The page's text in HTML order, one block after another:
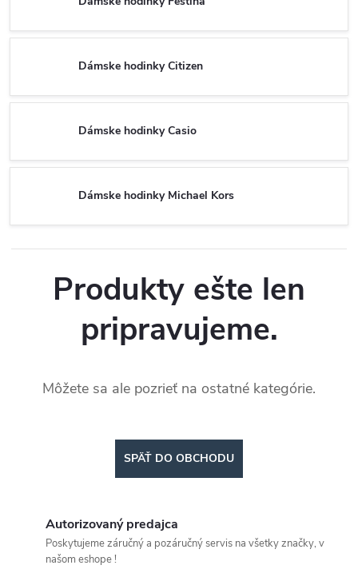
Dámske hodinky Citizen
Dámske hodinky Casio
Dámske hodinky Michael Kors
Produkty ešte len
pripravujeme.
Môžete sa ale pozrieť na ostatné kategórie.
SPÄŤ DO OBCHODU
Autorizovaný predajca
Poskytujeme záručný a pozáručný servis na všetky značky, v
našom eshope !